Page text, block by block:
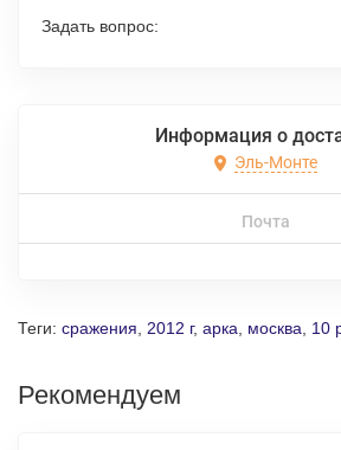
Задать вопрос:
Информация о
Эль-Монте
Почта
Теги: сражения 2012 г, арка москва 10
Рекомендуем